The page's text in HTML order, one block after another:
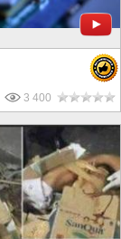
3 400